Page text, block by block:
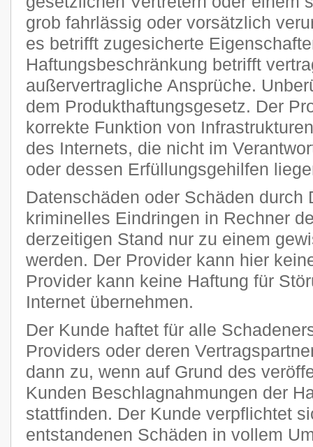
grob fahrlässig oder vorsätzlich
es betrifft zugesicherte
Haftungsbeschränkung betrifft
außervertragliche Ansprüche.
dem Produkthaftungsgesetz. Der
korrekte Funktion von
des Internets, die nicht im
oder dessen Erfüllungsgehilfen
Datenschäden oder Schäden durch
kriminelles Eindringen in Rechner
derzeitigen Stand nur zu einem
werden. Der Provider kann hier
Provider kann keine Haftung für
Internet übernehmen.
Der Kunde haftet für alle
Providers oder deren
dann zu, wenn auf Grund des
Kunden Beschlagnahmungen der
stattfinden. Der Kunde verpflichtet
entstandenen Schäden in vollem